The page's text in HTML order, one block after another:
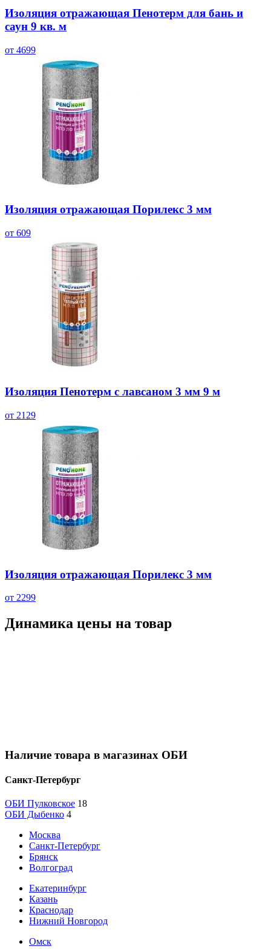
Изоляция отражающая Пенотерм для бань и
саун 9 кв. м
от 4699
Изоляция отражающая Порилекс 3 мм
от 609
Изоляция Пенотерм с лавсаном 3 мм 9 м
от 2129
Изоляция отражающая Порилекс 3 мм
от 2299
Динамика цены на товар
Наличие товара в магазинах ОБИ
Санкт-Петербург
ОБИ Пулковское 18
ОБИ Дыбенко 4
Москва
Санкт-Петербург
Брянск
Волгоград
Екатеринбург
Казань
Краснодар
Нижний Новгород
Омск